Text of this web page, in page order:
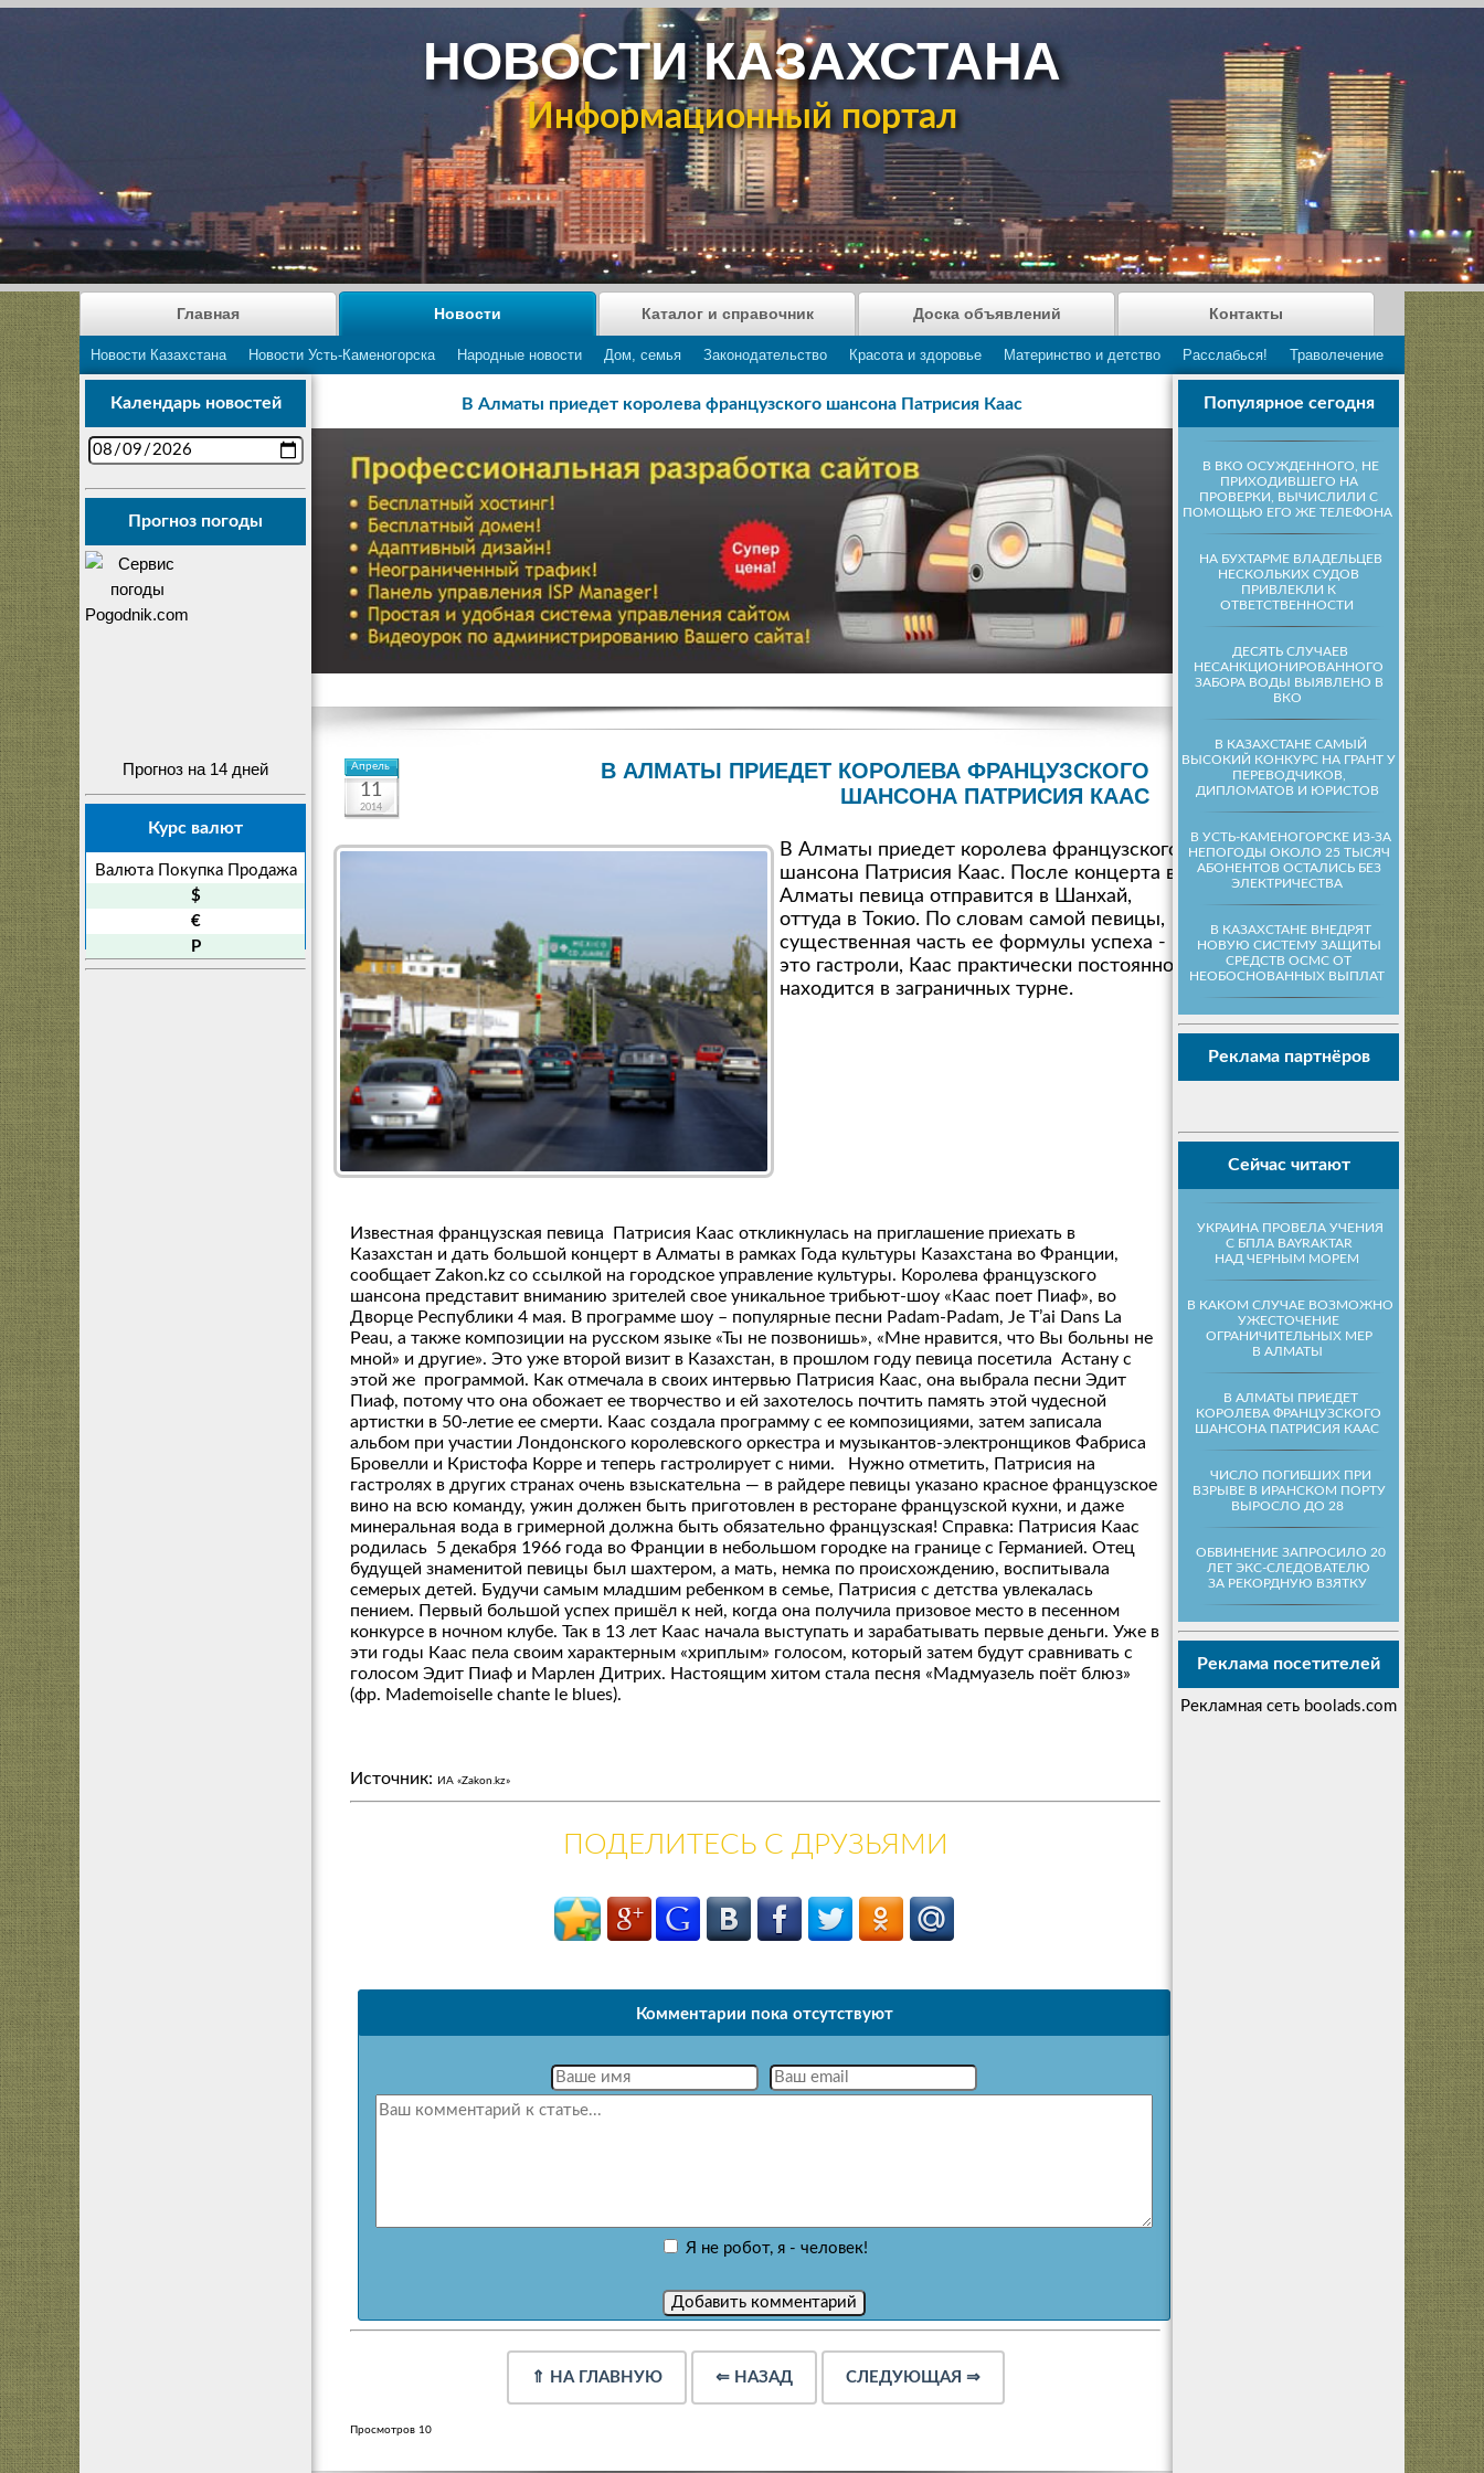
НОВОСТИ КАЗАХСТАНА
Информационный портал
Главная Новости
Новости Казахстана Новости Усть-Каменогорска Народные новости Дом, семья Законодательство Красота и здоровье Материнство и детство Расслабься! Траволечение
Каталог и справочник Доска объявлений Контакты
Популярное сегодня
В ВКО ОСУЖДЕННОГО, НЕ
ПРИХОДИВШЕГО НА
ПРОВЕРКИ, ВЫЧИСЛИЛИ С
ПОМОЩЬЮ ЕГО ЖЕ ТЕЛЕФОНА
НА БУХТАРМЕ ВЛАДЕЛЬЦЕВ
НЕСКОЛЬКИХ СУДОВ
ПРИВЛЕКЛИ К
ОТВЕТСТВЕННОСТИ
ДЕСЯТЬ СЛУЧАЕВ
НЕСАНКЦИОНИРОВАННОГО
ЗАБОРА ВОДЫ ВЫЯВЛЕНО В
ВКО
В КАЗАХСТАНЕ САМЫЙ
ВЫСОКИЙ КОНКУРС НА ГРАНТ У
ПЕРЕВОДЧИКОВ,
ДИПЛОМАТОВ И ЮРИСТОВ
В УСТЬ-КАМЕНОГОРСКЕ ИЗ-ЗА
НЕПОГОДЫ ОКОЛО 25 ТЫСЯЧ
АБОНЕНТОВ ОСТАЛИСЬ БЕЗ
ЭЛЕКТРИЧЕСТВА
В КАЗАХСТАНЕ ВНЕДРЯТ
НОВУЮ СИСТЕМУ ЗАЩИТЫ
СРЕДСТВ ОСМС ОТ
НЕОБОСНОВАННЫХ ВЫПЛАТ
Реклама партнёров
Сейчас читают
УКРАИНА ПРОВЕЛА УЧЕНИЯ
С БПЛА BAYRAKTAR
НАД ЧЕРНЫМ МОРЕМ
В КАКОМ СЛУЧАЕ ВОЗМОЖНО
УЖЕСТОЧЕНИЕ
ОГРАНИЧИТЕЛЬНЫХ МЕР
В АЛМАТЫ
В АЛМАТЫ ПРИЕДЕТ
КОРОЛЕВА ФРАНЦУЗСКОГО
ШАНСОНА ПАТРИСИЯ КААС
ЧИСЛО ПОГИБШИХ ПРИ
ВЗРЫВЕ В ИРАНСКОМ ПОРТУ
ВЫРОСЛО ДО 28
ОБВИНЕНИЕ ЗАПРОСИЛО 20
ЛЕТ ЭКС-СЛЕДОВАТЕЛЮ
ЗА РЕКОРДНУЮ ВЗЯТКУ
Реклама посетителей
Рекламная сеть boolads.com
Календарь новостей
Прогноз погоды
Прогноз на 14 дней
Курс валют
Валюта Покупка
Продажа
$
€
P
В Алматы приедет королева французского шансона Патрисия Каас
Апрель
11
2014
В АЛМАТЫ ПРИЕДЕТ КОРОЛЕВА ФРАНЦУЗСКОГО
ШАНСОНА ПАТРИСИЯ КААС
В Алматы приедет королева французского
шансона Патрисия Каас. После концерта в
Алматы певица отправится в Шанхай,
оттуда в Токио. По словам самой певицы,
существенная часть ее формулы успеха -
это гастроли, Каас практически постоянно
находится в заграничных турне.
Известная французская певица Патрисия Каас откликнулась на приглашение приехать в
Казахстан и дать большой концерт в Алматы в рамках Года культуры Казахстана во Франции,
сообщает Zakon.kz со ссылкой на городское управление культуры. Королева французского
шансона представит вниманию зрителей свое уникальное трибьют-шоу «Каас поет Пиаф», во
Дворце Республики 4 мая. В программе шоу – популярные песни Padam-Padam, Je T’ai Dans La
Peau, а также композиции на русском языке «Ты не позвонишь», «Мне нравится, что Вы больны не
мной» и другие». Это уже второй визит в Казахстан, в прошлом году певица посетила Астану с
этой же программой. Как отмечала в своих интервью Патрисия Каас, она выбрала песни Эдит
Пиаф, потому что она обожает ее творчество и ей захотелось почтить память этой чудесной
артистки в 50-летие ее смерти. Каас создала программу с ее композициями, затем записала
альбом при участии Лондонского королевского оркестра и музыкантов-электронщиков Фабриса
Бровелли и Кристофа Корре и теперь гастролирует с ними. Нужно отметить, Патрисия на
гастролях в других странах очень взыскательна — в райдере певицы указано красное французское
вино на всю команду, ужин должен быть приготовлен в ресторане французской кухни, и даже
минеральная вода в гримерной должна быть обязательно французская! Справка: Патрисия Каас
родилась 5 декабря 1966 года во Франции в небольшом городке на границе с Германией. Отец
будущей знаменитой певицы был шахтером, а мать, немка по происхождению, воспитывала
семерых детей. Будучи самым младшим ребенком в семье, Патрисия с детства увлекалась
пением. Первый большой успех пришёл к ней, когда она получила призовое место в песенном
конкурсе в ночном клубе. Так в 13 лет Каас начала выступать и зарабатывать первые деньги. Уже в
эти годы Каас пела своим характерным «хриплым» голосом, который затем будут сравнивать с
голосом Эдит Пиаф и Марлен Дитрих. Настоящим хитом стала песня «Мадмуазель поёт блюз»
(фр. Mademoiselle chante le blues).
Источник: ИА «Zakon.kz»
ПОДЕЛИТЕСЬ С ДРУЗЬЯМИ
Комментарии пока отсутствуют
Я не робот, я - человек!
⇑ НА ГЛАВНУЮ ⇐ НАЗАД СЛЕДУЮЩАЯ ⇒
Просмотров 10